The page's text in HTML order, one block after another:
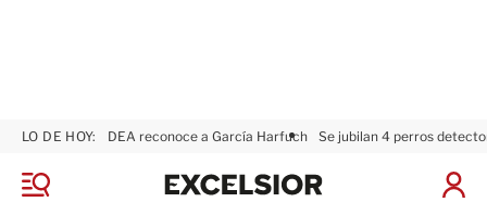
M
LO DE HOY: DEA reconoce a García Harfuch Se jubilan 4 perros
I
x